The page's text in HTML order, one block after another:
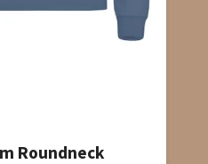
Roundneck